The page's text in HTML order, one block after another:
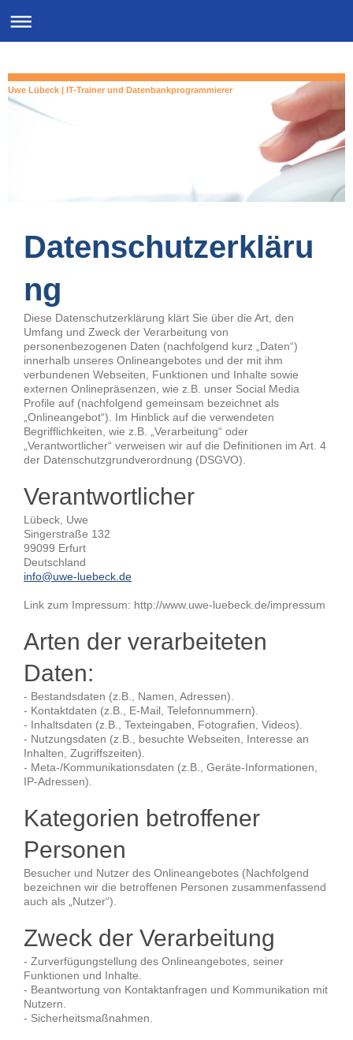
Uwe Lübeck | IT-Trainer und Datenbankprogrammierer
Datenschutzerkläru
ng
Diese Datenschutzerklärung klärt Sie über die Art, den
Umfang und Zweck der Verarbeitung von
personenbezogenen Daten (nachfolgend kurz „Daten“)
innerhalb unseres Onlineangebotes und der mit ihm
verbundenen Webseiten, Funktionen und Inhalte sowie
externen Onlinepräsenzen, wie z.B. unser Social Media
Profile auf (nachfolgend gemeinsam bezeichnet als
„Onlineangebot“). Im Hinblick auf die verwendeten
Begrifflichkeiten, wie z.B. „Verarbeitung“ oder
„Verantwortlicher“ verweisen wir auf die Definitionen im Art. 4
der Datenschutzgrundverordnung (DSGVO).
Verantwortlicher
Lübeck, Uwe
Singerstraße 132
99099 Erfurt
Deutschland
info@uwe-luebeck.de
Link zum Impressum: http://www.uwe-luebeck.de/impressum
Arten der verarbeiteten
Daten:
- Bestandsdaten (z.B., Namen, Adressen).
- Kontaktdaten (z.B., E-Mail, Telefonnummern).
- Inhaltsdaten (z.B., Texteingaben, Fotografien, Videos).
- Nutzungsdaten (z.B., besuchte Webseiten, Interesse an
Inhalten, Zugriffszeiten).
- Meta-/Kommunikationsdaten (z.B., Geräte-Informationen,
IP-Adressen).
Kategorien betroffener
Personen
Besucher und Nutzer des Onlineangebotes (Nachfolgend
bezeichnen wir die betroffenen Personen zusammenfassend
auch als „Nutzer“).
Zweck der Verarbeitung
- Zurverfügungstellung des Onlineangebotes, seiner
Funktionen und Inhalte.
- Beantwortung von Kontaktanfragen und Kommunikation mit
Nutzern.
- Sicherheitsmaßnahmen.